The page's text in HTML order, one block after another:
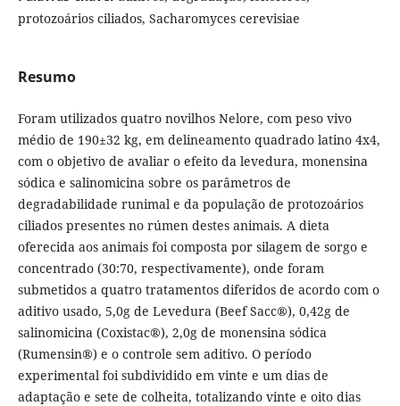
protozoários ciliados, Sacharomyces cerevisiae
Resumo
Foram utilizados quatro novilhos Nelore, com peso vivo
médio de 190±32 kg, em delineamento quadrado latino 4x4,
com o objetivo de avaliar o efeito da levedura, monensina
sódica e salinomicina sobre os parâmetros de
degradabilidade runimal e da população de protozoários
ciliados presentes no rúmen destes animais. A dieta
oferecida aos animais foi composta por silagem de sorgo e
concentrado (30:70, respectivamente), onde foram
submetidos a quatro tratamentos diferidos de acordo com o
aditivo usado, 5,0g de Levedura (Beef Sacc®), 0,42g de
salinomicina (Coxistac®), 2,0g de monensina sódica
(Rumensin®) e o controle sem aditivo. O período
experimental foi subdividido em vinte e um dias de
adaptação e sete de colheita, totalizando vinte e oito dias